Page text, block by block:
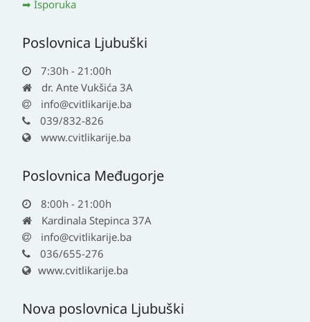
Isporuka
Poslovnica Ljubuški
7:30h - 21:00h
dr. Ante Vukšića 3A
info@cvitlikarije.ba
039/832-826
www.cvitlikarije.ba
Poslovnica Međugorje
8:00h - 21:00h
Kardinala Stepinca 37A
info@cvitlikarije.ba
036/655-276
www.cvitlikarije.ba
Nova poslovnica Ljubuški